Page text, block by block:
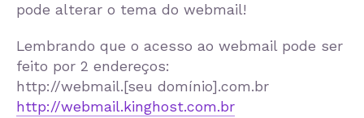
pode alterar o tema do webmail!
Lembrando que o acesso ao webmail pode ser
feito por 2 endereços:
http://webmail.[seu domínio].com.br
http://webmail.kinghost.com.br